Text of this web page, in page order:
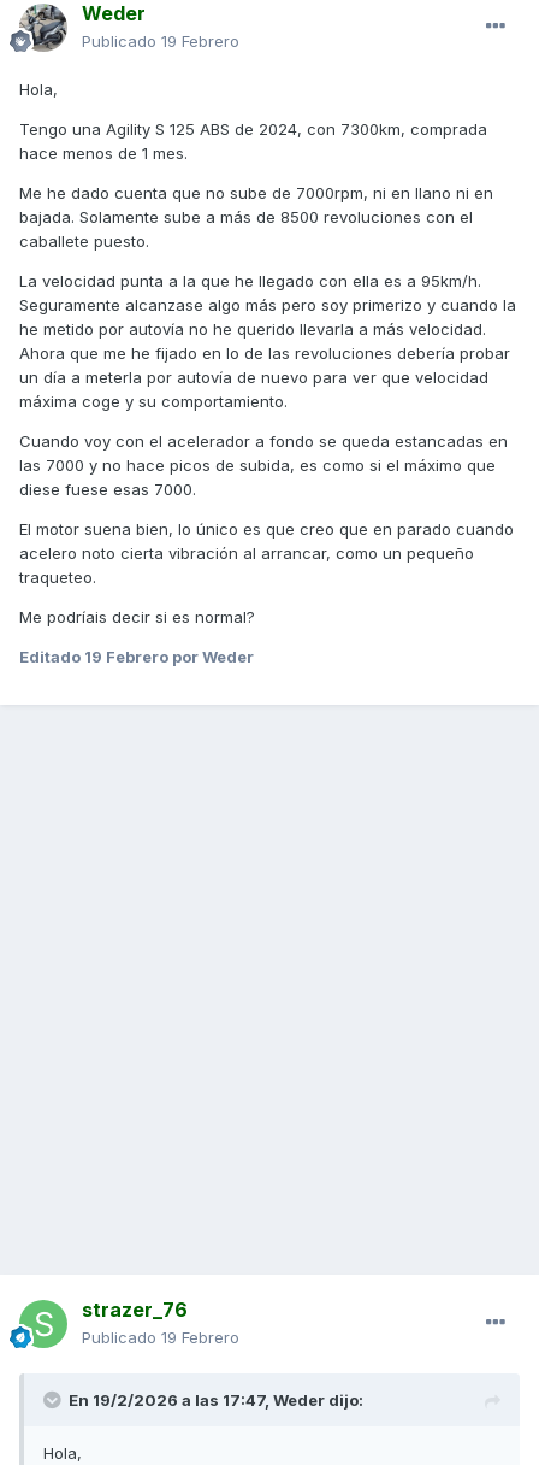
Weder
Publicado 19 Febrero
Hola,
Tengo una Agility S 125 ABS de 2024, con 7300km, comprada
hace menos de 1 mes.
Me he dado cuenta que no sube de 7000rpm, ni en llano ni en
bajada. Solamente sube a más de 8500 revoluciones con el
caballete puesto.
La velocidad punta a la que he llegado con ella es a 95km/h.
Seguramente alcanzase algo más pero soy primerizo y cuando la
he metido por autovía no he querido llevarla a más velocidad.
Ahora que me he fijado en lo de las revoluciones debería probar
un día a meterla por autovía de nuevo para ver que velocidad
máxima coge y su comportamiento.
Cuando voy con el acelerador a fondo se queda estancadas en
las 7000 y no hace picos de subida, es como si el máximo que
diese fuese esas 7000.
El motor suena bien, lo único es que creo que en parado cuando
acelero noto cierta vibración al arrancar, como un pequeño
traqueteo.
Me podríais decir si es normal?
Editado 19 Febrero por Weder
strazer_76
Publicado 19 Febrero
En 19/2/2026 a las 17:47, Weder dijo:
Hola,